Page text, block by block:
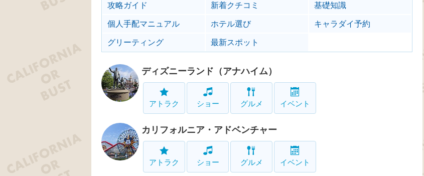
攻略ガイド 新着クチコミ
基礎知識
個人手配マニュアル
ホテル選び
キャラダイ予約
グリーティング
最新スポット
ディズニーランド（アナハイム）
アトラク ショー グルメ イベント
カリフォルニア・アドベンチャー
アトラク ショー グルメ イベント